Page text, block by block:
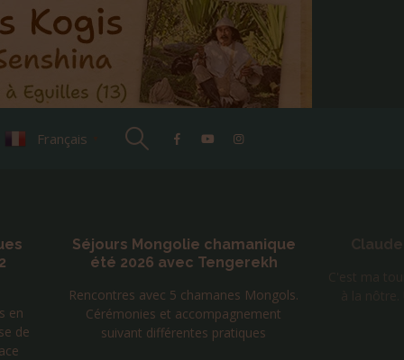
Français
en
de
Séjours Mongolie chamanique
été 2026 avec Tengerekh
Rencontres avec 5 chamanes Mongols.
Cérémonies et accompagnement
suivant différentes pratiques